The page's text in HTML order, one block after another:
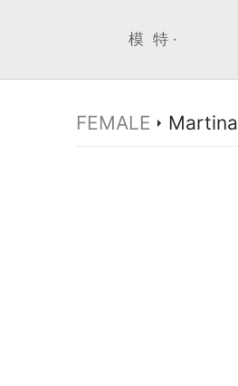
模 特 ·
FEMALE Martina